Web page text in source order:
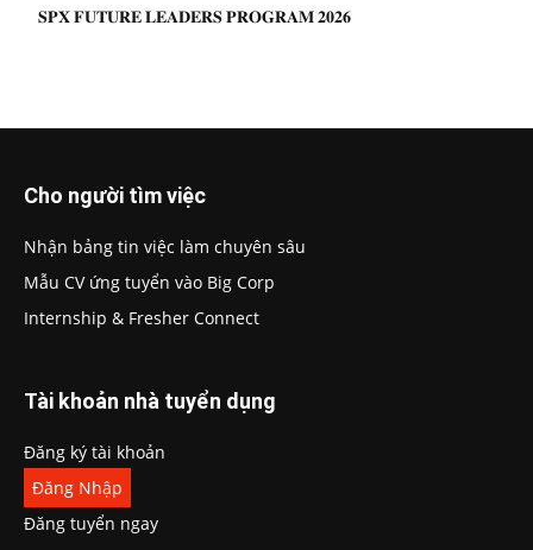
𝐒𝐏𝐗 𝐅𝐔𝐓𝐔𝐑𝐄 𝐋𝐄𝐀𝐃𝐄𝐑𝐒 𝐏𝐑𝐎𝐆𝐑𝐀𝐌 𝟐𝟎𝟐𝟔
Cho người tìm việc
Nhận bảng tin việc làm chuyên sâu
Mẫu CV ứng tuyển vào Big Corp
Internship & Fresher Connect
Tài khoản nhà tuyển dụng
Đăng ký tài khoản
Đăng Nhập
Đăng tuyển ngay